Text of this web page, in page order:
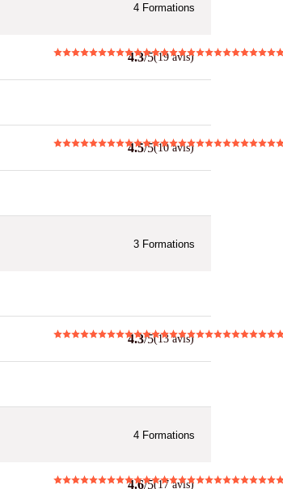
4 Formations
4.3/5(19 avis)
4.5/5(10 avis)
3 Formations
4.3/5(13 avis)
4 Formations
4.6/5(17 avis)